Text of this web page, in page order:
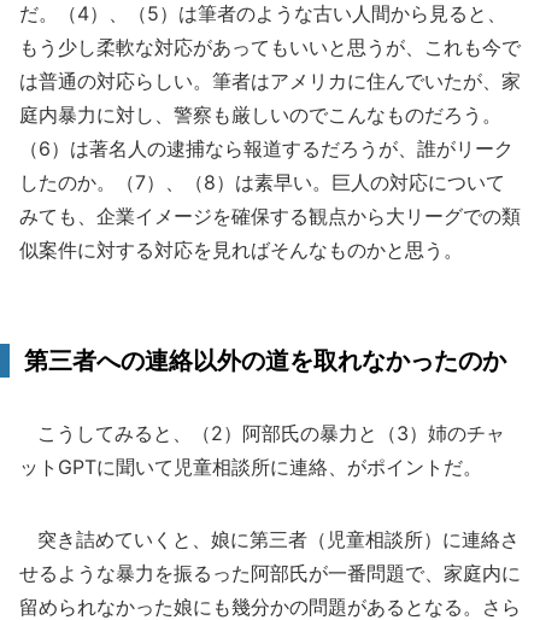
だ。（4）、（5）は筆者のような古い人間から見ると、
もう少し柔軟な対応があってもいいと思うが、これも今で
は普通の対応らしい。筆者はアメリカに住んでいたが、家
庭内暴力に対し、警察も厳しいのでこんなものだろう。
（6）は著名人の逮捕なら報道するだろうが、誰がリーク
したのか。（7）、（8）は素早い。巨人の対応について
みても、企業イメージを確保する観点から大リーグでの類
似案件に対する対応を見ればそんなものかと思う。
第三者への連絡以外の道を取れなかったのか
こうしてみると、（2）阿部氏の暴力と（3）姉のチャ
ットGPTに聞いて児童相談所に連絡、がポイントだ。
突き詰めていくと、娘に第三者（児童相談所）に連絡さ
せるような暴力を振るった阿部氏が一番問題で、家庭内に
留められなかった娘にも幾分かの問題があるとなる。さら